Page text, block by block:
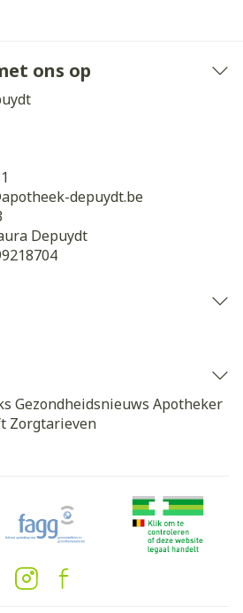
ons op
apotheek-depuydt.be
Depuydt
Gezondheidsnieuws Apotheker
Zorgtarieven